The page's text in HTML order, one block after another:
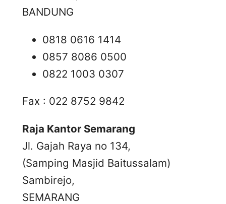
BANDUNG
0818 0616 1414
0857 8086 0500
0822 1003 0307
Fax : 022 8752 9842
Raja Kantor Semarang
Jl. Gajah Raya no 134,
(Samping Masjid Baitussalam)
Sambirejo,
SEMARANG